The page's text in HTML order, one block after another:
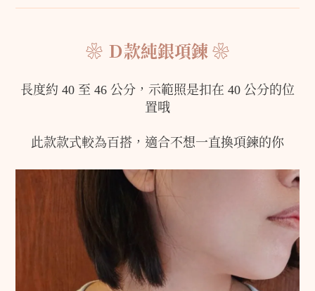
❀ Ｄ款純銀項鍊 ❀
長度約 40 至 46 公分， 示範照是扣在 40 公分的位
置哦
此款款式較為百搭，適合不想一直換項鍊的你